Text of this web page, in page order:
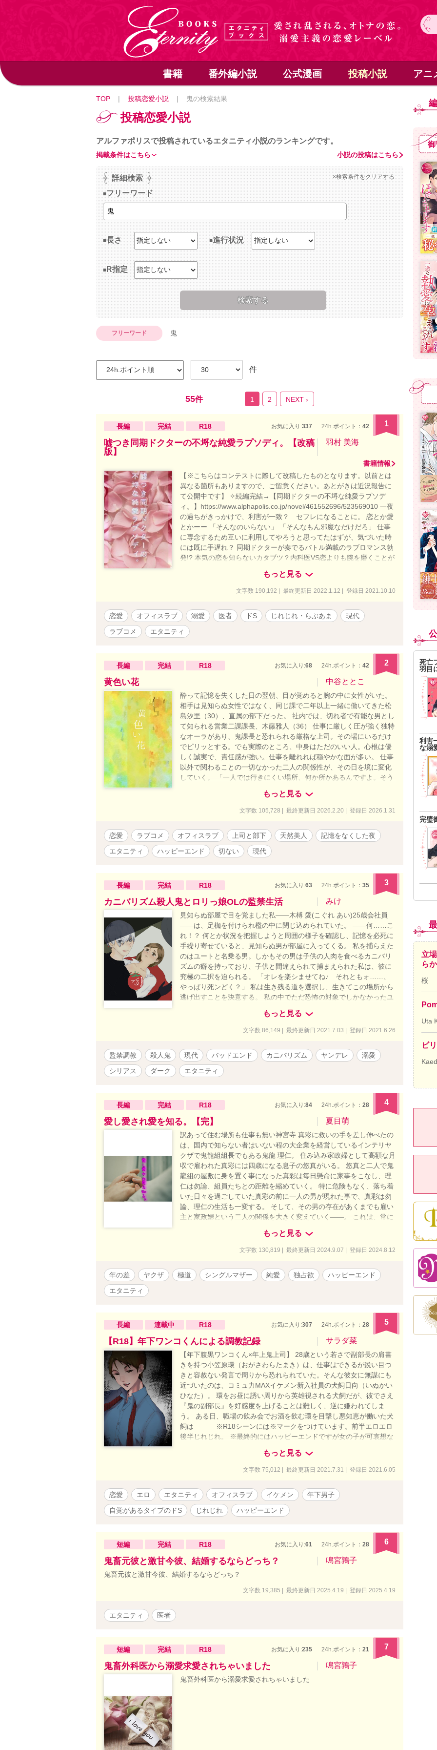
書籍 番外編小説 公式漫画 投稿小説 アニ
TOP | 投稿恋愛小説 | 鬼の検索結果
投稿恋愛小説
アルファポリスで投稿されているエタニティ小説のランキングです。
小説の投稿はこちら
掲載条件はこちら
詳細検索 ×検索条件をクリアする
フリーワード
長さ 進行状況
R指定
フリーワード 鬼
件
55件 1 2 NEXT ›
長編 完結 R18 お気に入り:337 24h.ポイント： 42 1
嘘つき同期ドクターの不埒な純愛ラプソディ。【改稿
版】
羽村 美海
書籍情報
【※こちらはコンテストに際して改稿したものとなります。以前とは
異なる箇所もありますので、ご留意ください。あとがきは近況報告に
て公開中です】 ✧続編完結→【同期ドクターの不埒な純愛ラプソデ
ィ。】https://www.alphapolis.co.jp/novel/461552696/523569010 一夜
の過ちがきっかけで、利害が一致？ セフレになることに。 恋とか愛
とかーー 「そんなのいらない」 「そんなもん邪魔なだけだろ」 仕事
に専念するため互いに利用してやろうと思ってたはずが、気づいた時
には既に手遅れ？ 同期ドクターが奏でるバトル満載のラブロマンス勃
発!? 本気の恋を知らないカタブツ？内科医VS恋よりも腕を磨くことが
何より大事？な天才外科医の不埒な純愛ラプソディ。 嘘つきなふたり
が奏でる危険な恋の行方は……？ .｡.:*･ﾟ＋.｡.:*･ﾟ＋.｡.:*･ﾟ＋.｡.:*･ﾟ ✱高
梨鈴《ﾀｶﾅｼ ﾘﾝ》27歳 初期研修を終えて一人前の医者になったばかり
している。 華やかで美麗な容姿のせいで陰ではビッチと呼ばれている
が、実は仕事に一途なカタブツ女？ ✱窪塚圭《ｸﾎﾞﾂﾞｶ ｹｲ》27歳 将来
は”神の手”となるだろうと一目置かれているエリート外科医。 病院イ
チのモテ男でイケメンなため、少々チャラく見られがちだが、実はオ
曹司の甘く淫らな執愛』(24/2/22タテスクコミック化のため非公開中)
のふたりの愛娘がヒロインです。 ※他視点あり ※他サイトでも公開中
ですが、主にＲ描写をこちらとムーンライトノベルズさん用に改稿し
たTL小説です。設定上強引な展開もあるので閲覧にはご注意くださ
い。 ※医療機関の設定や登場する人物、団体、グループの名称等全て
フィクションです。 ※随時概要含め本文の改稿や修正等をしていま
す。 ⚠「Reproduction is prohibited.(転載禁止)」 ✧21.11.15 完結✧
✧21.10.10 公開✧
もっと見る
文字数 190,192 | 最終更新日 2022.1.12 | 登録日 2021.10.10
恋愛 オフィスラブ 溺愛 医者 ドS じれじれ・らぶあま
現代
ラブコメ
エタニティ
長編 完結 R18 お気に入り:68 24h.ポイント： 42 2
黄色い花 中谷ととこ
酔って記憶を失くした日の翌朝、目が覚めると腕の中に女性がいた。
相手は見知らぬ女性ではなく、同じ課で二年以上一緒に働いてきた松
島汐里（30）、直属の部下だった。 社内では、切れ者で有能な男とし
て知られる営業二課課長、木藤雅人（36） 仕事に厳しく圧が強く独特
なオーラがあり、鬼課長と恐れられる厳格な上司。その場にいるだけ
でピリッとする。でも実際のところ、中身はただのいい人。心根は優
しく誠実で、責任感が強い。仕事を離れれば穏やかな面が多い。 仕事
以外で関わることの一切なかった二人の関係性が、その日を境に変化
していく。 「一人では行きにくい場所、何か所かあるんですよ。そう
いう場所につき合っていただく、とかどうでしょう？」 「それは、全
然構わないけど」 「いいんですか！？ 本当に？ 休日とかにです
よ？」 「……一体何をさせるつもりなんだ」 罪悪感から、松島からの
承諾する雅人。素知らぬ顔をして複雑な思いを抱えている松島。どう
なるんでしょうこの二人────というお話。 表紙画像は リタ様
https://www.pixiv.net/users/20868979 よりお借りしています。
もっと見る
文字数 105,728 | 最終更新日 2026.2.20 | 登録日 2026.1.31
恋愛 ラブコメ オフィスラブ 上司と部下 天然美人
記憶をなくした夜
エタニティ
ハッピーエンド 切ない 現代
長編 完結 R18 お気に入り:63 24h.ポイント： 35 3
カニバリズム殺人鬼とロリっ娘OLの監禁生活 みけ
見知らぬ部屋で目を覚ました私――木榑 愛(こぐれ あい)25歳会社員
――は、足枷を付けられ檻の中に閉じ込められていた。 ――何……こ
れ！？ 何とか状況を把握しようと周囲の様子を確認し、記憶を必死に
手繰り寄せていると、見知らぬ男が部屋に入ってくる。 私を捕らえた
のはユートと名乗る男。しかもその男は子供の人肉を食べるカニバリ
ズムの癖を持っており、子供と間違えられて捕まえられた私は、彼に
究極の二択を迫られる。 「オレを楽シませてね♪ それともォ……、
やっぱり死ンどく？」 私は生き残る道を選択し、生きてこの場所から
逃げ出すことを決意する。 私の中でただ恐怖の対象でしかなかったユ
ートの印象が、暫く一緒に過ごす中で人間性を垣間見て徐々にいいも
のへと変化していく。だけど、同時に見せる彼の異常性に私は翻弄さ
せられて……。 次第にユートは私に異常な執着を見せ始め、私自身も
し、生還することが出来るのか、それとも―― ・当作品はストックホ
ルム症候群、リマ症候群を題材にしています ・エロあり ・切断、グロ
シーンはなし（示唆する描写はあり) ・スカトロ表現あり ・甘々/溺愛
お読みいただきありがとうございます。 16話で完結です。 8話までは
もっと見る
文字数 86,149 | 最終更新日 2021.7.03 | 登録日 2021.6.26
監禁調教 殺人鬼 現代 バッドエンド カニバリズム ヤンデレ
溺愛
シリアス
ダーク エタニティ
長編 完結 R18 お気に入り:84 24h.ポイント： 28 4
愛し愛され愛を知る。【完】 夏目萌
訳あって住む場所も仕事も無い神宮寺 真彩に救いの手を差し伸べたの
は、国内で知らない者はいない程の大企業を経営しているインテリヤ
クザで鬼龍組組長でもある鬼龍 理仁。 住み込み家政婦として高額な月
収で雇われた真彩には四歳になる息子の悠真がいる。 悠真と二人で鬼
龍組の屋敷に身を置く事になった真彩は毎日懸命に家事をこなし、理
仁は勿論、組員たちとの距離を縮めていく。 特に危険もなく、落ち着
いた日々を過ごしていた真彩の前に一人の男が現れた事で、真彩は勿
論、理仁の生活も一変する。 そして、その男の存在があくまでも雇い
主と家政婦という二人の関係を大きく変えていく――。 これは、常に
危険と隣り合わせで悲しませる相手を作りたくないと人を愛する事を
避けてきた男と、大切なモノを守る為に自らの幸せを後回しにしてき
た女が『生涯を共にしたい』と思える相手に出逢い、恋に落ちる物
ただければと思います。設定等合わない場合はごめんなさい。また、
実在の人物・団体等とは一切関係ありません。
もっと見る
文字数 130,819 | 最終更新日 2024.9.07 | 登録日 2024.8.12
年の差 ヤクザ 極道 シングルマザー 純愛 独占欲
ハッピーエンド
エタニティ
長編 連載中 R18 お気に入り:307 24h.ポイント： 28 5
【R18】年下ワンコくんによる調教記録 サラダ菜
【年下腹黒ワンコくん×年上鬼上司】 28歳という若さで副部長の肩書
きを持つ小笠原環（おがさわらたまき）は、仕事はできるが鋭い目つ
きと容赦ない発言で周りから恐れられていた。そんな彼女に無謀にも
近づいたのは、コミュ力MAXイケメン新入社員の犬飼日向（いぬかい
ひなた）。 環をお昼に誘い周りから英雄視される犬飼だが、彼でさえ
『鬼の副部長』を好感度を上げることは難しく、逆に嫌われてしま
う。 ある日、職場の飲み会でお酒を飲む環を目撃し悪知恵が働いた犬
飼は――― ※R18シーンには※マークをつけています。前半エロエロ
後半じれじれ。 ※最終的にはハッピーエンドですが女の子が可哀想な
場面も多々あるため、なんでもOKの方のみご覧ください。 ※表紙は
那由多ふ可思議様に描いていただきました。
もっと見る
文字数 75,012 | 最終更新日 2021.7.31 | 登録日 2021.6.05
恋愛 エロ エタニティ オフィスラブ イケメン
年下男子
自覚があるタイプのドS
じれじれ ハッピーエンド
短編 完結 R18 お気に入り:61 24h.ポイント： 28 6
鬼畜元彼と激甘今彼、結婚するならどっち？ 鳴宮鶉子
鬼畜元彼と激甘今彼、結婚するならどっち？
文字数 19,385 | 最終更新日 2025.4.19 | 登録日 2025.4.19
エタニティ 医者
短編 完結 R18 お気に入り:235 24h.ポイント： 21 7
鬼畜外科医から溺愛求愛されちゃいました 鳴宮鶉子
鬼畜外科医から溺愛求愛されちゃいました
死亡
羽目
利害
な溺
完璧
立
ら
桜
Uta
ビ